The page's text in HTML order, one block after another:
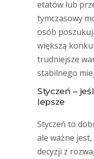
etatów lub
tymczasowy
osób
większą
trudniejsze
stabilnego
Styczeń –
lepsze
Styczeń to
ale ważne
decyzji z